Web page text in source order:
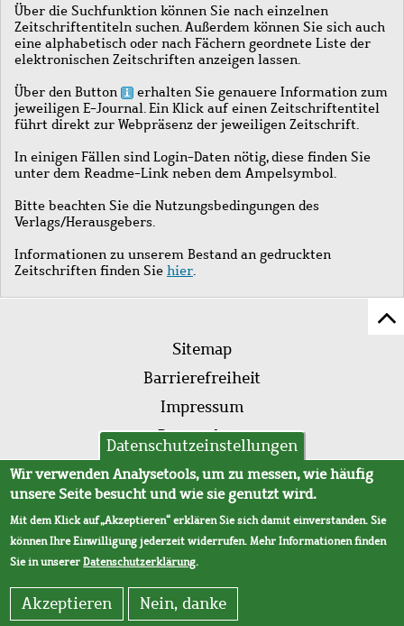
Über die Suchfunktion können Sie nach einzelnen
Zeitschriftentiteln suchen. Außerdem können Sie sich auch
eine alphabetisch oder nach Fächern geordnete Liste der
elektronischen Zeitschriften anzeigen lassen.
Über den Button
erhalten Sie genauere Information zum
jeweiligen E-Journal. Ein Klick auf einen Zeitschriftentitel
führt direkt zur Webpräsenz der jeweiligen Zeitschrift.
In einigen Fällen sind Login-Daten nötig, diese finden Sie
unter dem Readme-Link neben dem Ampelsymbol.
Bitte beachten Sie die Nutzungsbedingungen des
Verlags/Herausgebers.
Informationen zu unserem Bestand an gedruckten
Zeitschriften finden Sie hier.
Fußleistenmenü
Sitemap
Barrierefreiheit
Impressum
Datenschutz
AVB
Datenschutzeinstellungen
Wir verwenden Analysetools, um zu messen, wie häufig
unsere Seite besucht und wie sie genutzt wird.
Mit dem Klick auf „Akzeptieren“ erklären Sie sich damit einverstanden. Sie
können Ihre Einwilligung jederzeit widerrufen. Mehr Informationen finden
Sie in unsererDatenschutzerklärung.
Akzeptieren Nein, danke